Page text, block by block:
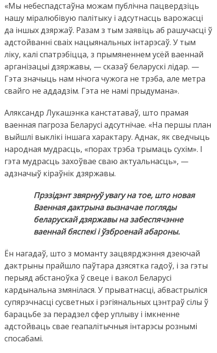
«Мы небеспадстаўна можам публічна пацвердзіць
нашу міралюбівую палітыку і адсутнасць варожасці
да іншых дзяржаў. Разам з тым заявіць аб рашучасці ў
адстойванні сваіх нацыянальных інтарэсаў. У тым
ліку, калі спатрэбіцца, з прымяненнем усёй ваеннай
арганізацыі дзяржавы, — сказаў беларускі лідар. —
Гэта значыць нам нічога чужога не трэба, але метра
свайго не аддадзім. Гэта не намі прыдумана».
Аляксандр Лукашэнка канстатаваў, што прамая
ваенная пагроза Беларусі адсутнічае. «На першы план
выйшлі выклікі іншага характару. Аднак, як сведчыць
народная мудрасць, «порах трэба трымаць сухім». І
гэта мудрасць захоўвае сваю актуальнасць», —
адзначыў кіраўнік дзяржавы.
Прэзідэнт звярнуў увагу на тое, што новая
Ваенная дактрына вызначае погляды
беларускай дзяржавы на забеспячэнне
ваеннай бяспекі і ўзброенай абароны.
Ён нагадаў, што з моманту зацвярджэння дзеючай
дактрыны прайшло паўтара дзясятка гадоў, і за гэты
перыяд абстаноўка ў свеце і вакол Беларусі
кардынальна змянілася. У прыватнасці, абвастрыліся
супярэчнасці сусветных і рэгіянальных цэнтраў сілы ў
барацьбе за перадзел сфер уплыву і імкненне
адстойваць свае геапалітычныя інтарэсы рознымі
спосабамі.